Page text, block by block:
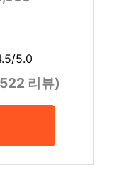
5.0
리뷰)